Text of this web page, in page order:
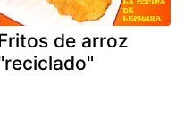
de arroz